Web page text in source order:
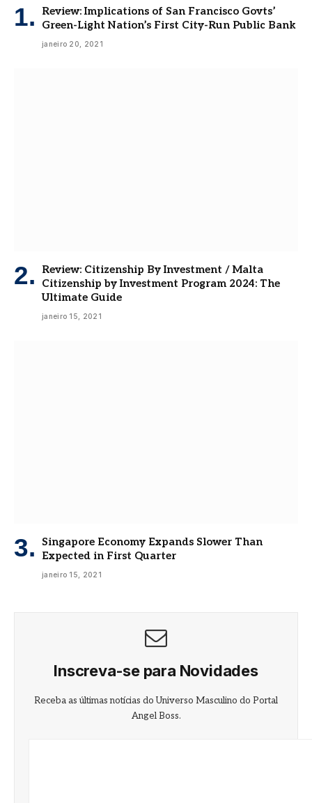
Review: Implications of San Francisco Govts’
Green-Light Nation’s First City-Run Public Bank
janeiro 20, 2021
Review: Citizenship By Investment / Malta
Citizenship by Investment Program 2024: The
Ultimate Guide
janeiro 15, 2021
Singapore Economy Expands Slower Than
Expected in First Quarter
janeiro 15, 2021
Inscreva-se para Novidades
Receba as últimas notícias do Universo Masculino do Portal
Angel Boss.